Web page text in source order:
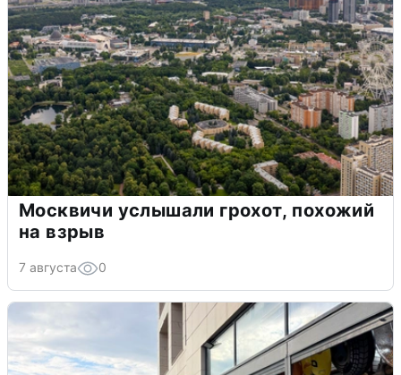
Москвичи услышали грохот, похожий
на взрыв
7 августа 0